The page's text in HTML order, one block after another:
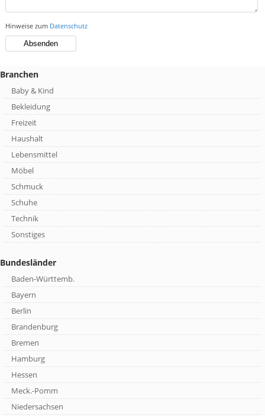
Hinweise zum Datenschutz
Branchen
Baby & Kind
Bekleidung
Freizeit
Haushalt
Lebensmittel
Möbel
Schmuck
Schuhe
Technik
Sonstiges
Bundesländer
Baden-Württemb.
Bayern
Berlin
Brandenburg
Bremen
Hamburg
Hessen
Meck.-Pomm
Niedersachsen